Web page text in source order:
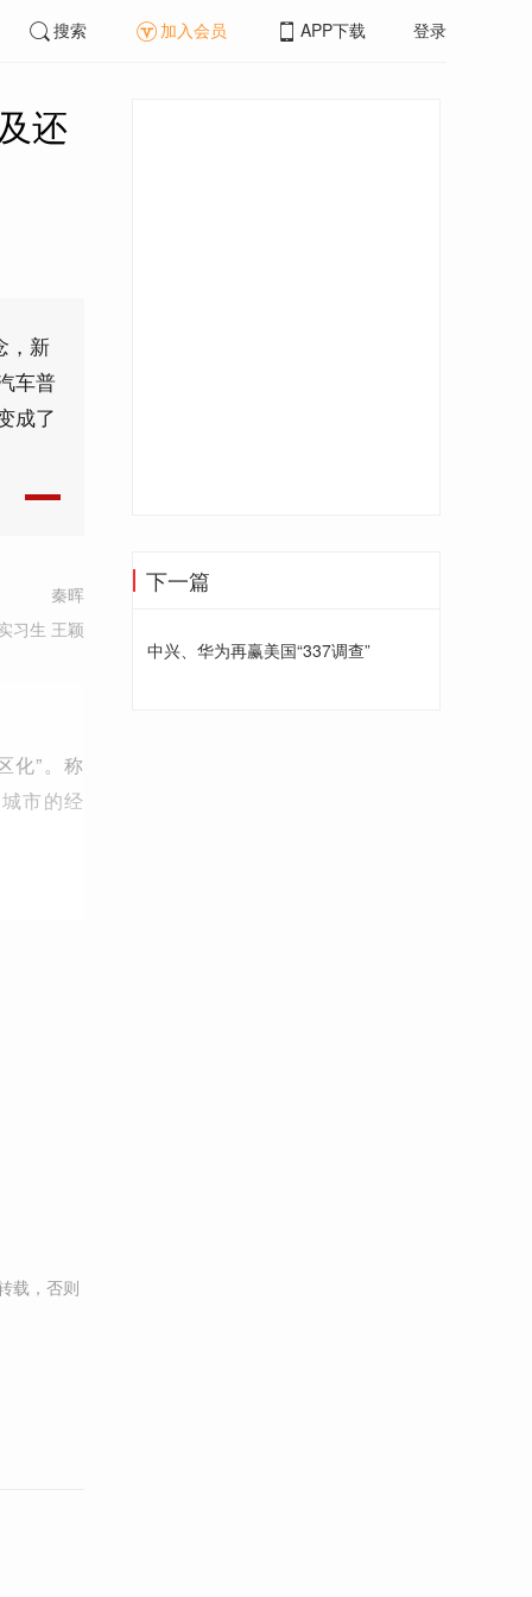
搜索 加入会员 APP下载 登录
还
，新
车普
成了
秦晖
习生 王颖
化”。称
市的经
载，否则
下一篇
中兴、华为再赢美国“337调查”